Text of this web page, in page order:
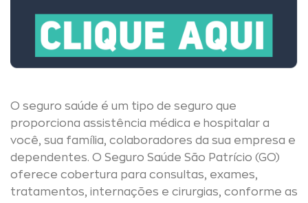
O seguro saúde é um tipo de seguro que
proporciona assistência médica e hospitalar a
você, sua família, colaboradores da sua empresa e
dependentes. O Seguro Saúde São Patrício (GO)
oferece cobertura para consultas, exames,
tratamentos, internações e cirurgias, conforme as